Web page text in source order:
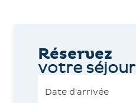
Réservez
votre séjour